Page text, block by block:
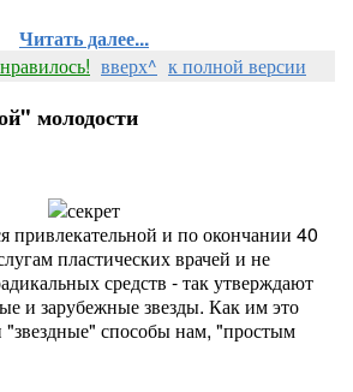
Читать далее...
вверх^ к полной версии
молодости
привлекательной и по окончании 40
пластических врачей и не
средств - так утверждают
и зарубежные звезды. Как им это
"звездные" способы нам, "простым